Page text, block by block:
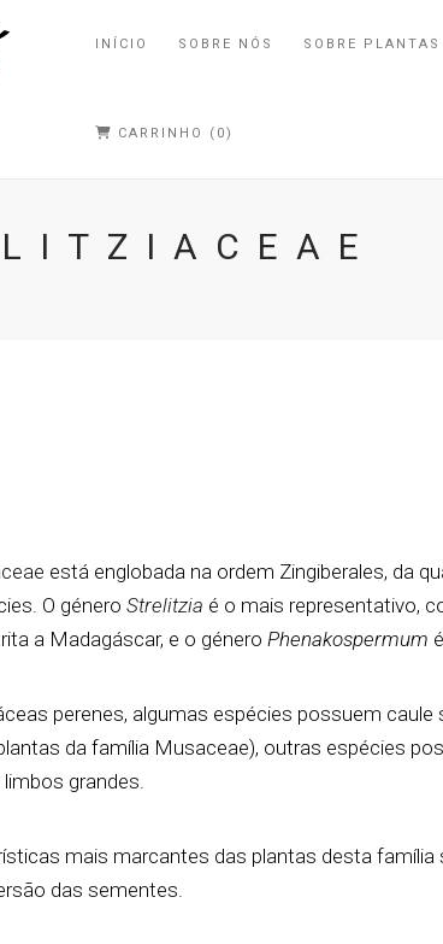
INÍCIO SOBRE NÓS SOBRE PLANTAS
CARRINHO (0)
está englobada na ordem Zingiberales, da
O género Strelitzia é o mais representativo,
a Madagáscar, e o género Phenakospermum
perenes, algumas espécies possuem
da família Musaceae), outras espécies
grandes.
mais marcantes das plantas desta
das sementes.